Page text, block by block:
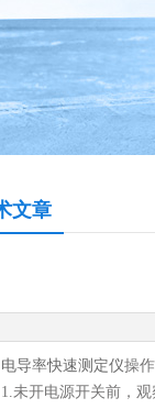
文章
电导率快速测定仪操
开电源开关前，观